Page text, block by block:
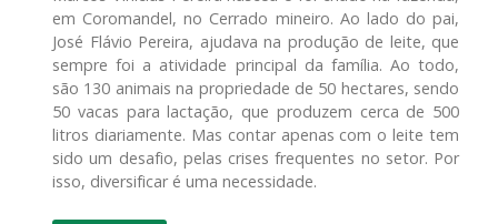
em Coromandel, no Cerrado mineiro. Ao lado do pai,
José Flávio Pereira, ajudava na produção de leite, que
sempre foi a atividade principal da família. Ao todo,
são 130 animais na propriedade de 50 hectares, sendo
50 vacas para lactação, que produzem cerca de 500
litros diariamente. Mas contar apenas com o leite tem
sido um desafio, pelas crises frequentes no setor. Por
isso, diversificar é uma necessidade.